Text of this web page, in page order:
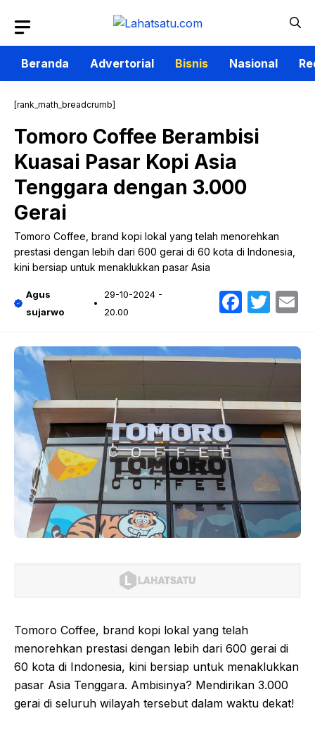
isi
Beranda
Advertorial Bisnis Nasional
[rank_math_breadcrumb]
Tomoro Coffee Berambisi
Kuasai Pasar Kopi Asia
Tenggara dengan 3.000
Gerai
Tomoro Coffee, brand kopi lokal yang telah menorehkan
prestasi dengan lebih dari 600 gerai di 60 kota di Indonesia,
kini bersiap untuk menaklukkan pasar Asia
Agus
sujarwo
29-10-2024 -
20.00
Tomoro Coffee, brand kopi lokal yang telah
menorehkan prestasi dengan lebih dari 600 gerai di
60 kota di Indonesia, kini bersiap untuk menaklukkan
pasar Asia Tenggara. Ambisinya? Mendirikan 3.000
gerai di seluruh wilayah tersebut dalam waktu dekat!